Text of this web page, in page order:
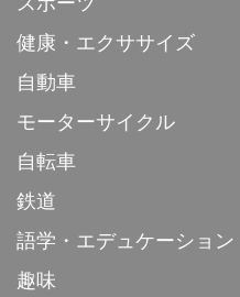
健康・エクササイズ
自動車
モーターサイクル
自転車
鉄道
語学・エデュケーション
趣味